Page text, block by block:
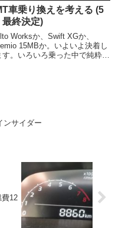
車乗り換えを考える (5
最終決定)
Worksか、Swift XGか、
15MBか。いよいよ決着し
す。いろいろ乗った中で純粋に
ンサイダー
費12